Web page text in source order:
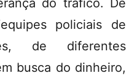
do tráfico. De
policiais de
de diferentes
busca do dinheiro,